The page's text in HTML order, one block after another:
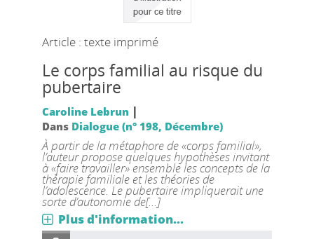
Article : texte imprimé
Le corps familial au risque du
pubertaire
Caroline Lebrun |
Dans Dialogue (n° 198, Décembre)
À partir de la métaphore de «corps familial»,
l’auteur propose quelques hypothèses invitant
à «faire travailler» ensemble les concepts de la
thérapie familiale et les théories de
l’adolescence. Le pubertaire impliquerait une
sorte d’autonomie de[...]
Plus d'information...